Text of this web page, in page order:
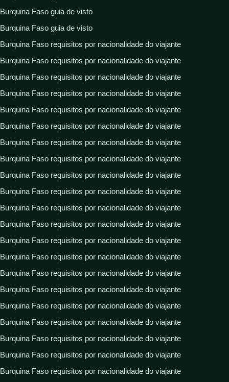
Burquina Faso guia de visto
Burquina Faso guia de visto
Burquina Faso requisitos por nacionalidade do viajante
Burquina Faso requisitos por nacionalidade do viajante
Burquina Faso requisitos por nacionalidade do viajante
Burquina Faso requisitos por nacionalidade do viajante
Burquina Faso requisitos por nacionalidade do viajante
Burquina Faso requisitos por nacionalidade do viajante
Burquina Faso requisitos por nacionalidade do viajante
Burquina Faso requisitos por nacionalidade do viajante
Burquina Faso requisitos por nacionalidade do viajante
Burquina Faso requisitos por nacionalidade do viajante
Burquina Faso requisitos por nacionalidade do viajante
Burquina Faso requisitos por nacionalidade do viajante
Burquina Faso requisitos por nacionalidade do viajante
Burquina Faso requisitos por nacionalidade do viajante
Burquina Faso requisitos por nacionalidade do viajante
Burquina Faso requisitos por nacionalidade do viajante
Burquina Faso requisitos por nacionalidade do viajante
Burquina Faso requisitos por nacionalidade do viajante
Burquina Faso requisitos por nacionalidade do viajante
Burquina Faso requisitos por nacionalidade do viajante
Burquina Faso requisitos por nacionalidade do viajante